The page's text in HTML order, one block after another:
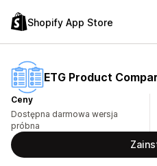
Shopify App Store
ETG Product
Ceny
Dostępna darmowa wersja
próbna